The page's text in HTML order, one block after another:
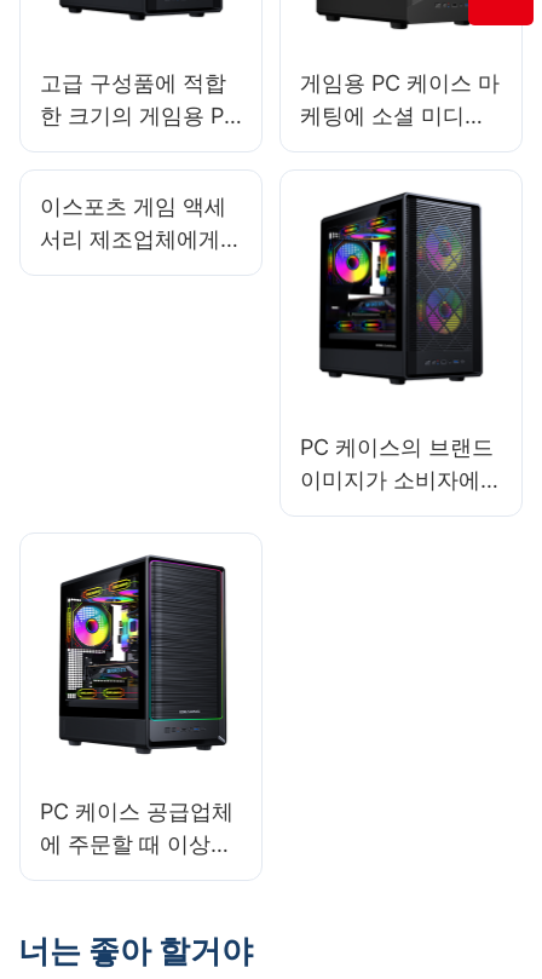
고급 구성품에 적합
한 크기의 게임용 PC
케이스 선택 가이드
게임용 PC 케이스 마
케팅에 소셜 미디어
를 어떻게 활용할 수
이스포츠 게임 액세
서리 제조업체에게
가장 적합한 온라인
PC 케이스의 브랜드
이미지가 소비자에게
중요한가?
PC 케이스 공급업체
에 주문할 때 이상적
인 수량은 얼마입니
너는 좋아 할거야